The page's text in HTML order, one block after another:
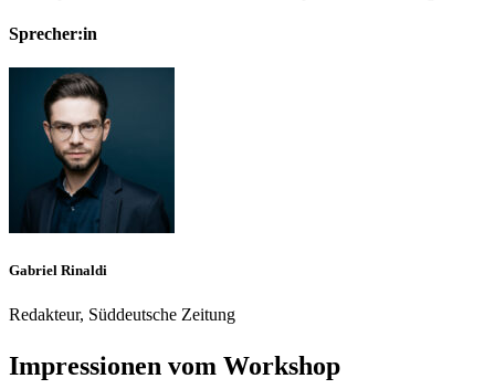
Sprecher:in
Gabriel Rinaldi
Redakteur, Süddeutsche Zeitung
Impressionen vom Workshop